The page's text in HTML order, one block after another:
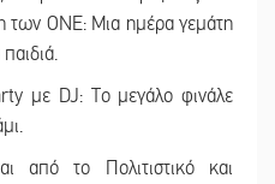
των ONE: Μια ημέρα γεμάτη
με DJ: Το μεγάλο φινάλε
από το Πολιτιστικό και